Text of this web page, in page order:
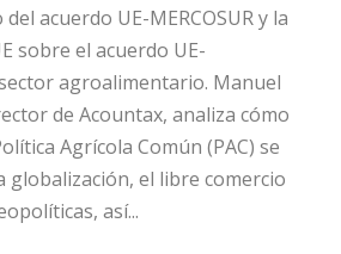
acuerdo UE-MERCOSUR y la
sobre el acuerdo UE-
agroalimentario. Manuel
de Acountax, analiza cómo
Agrícola Común (PAC) se
globalización, el libre comercio
así...